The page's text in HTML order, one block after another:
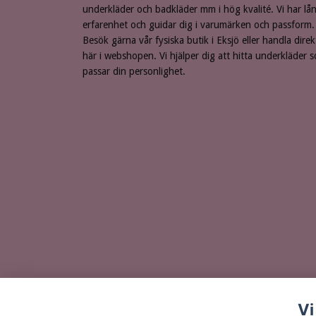
underkläder och badkläder mm i hög kvalité. Vi har
erfarenhet och guidar dig i varumärken och passform.
Besök gärna vår fysiska butik i Eksjö eller handla
här i webshopen. Vi hjälper dig att hitta underkläder
passar din personlighet.